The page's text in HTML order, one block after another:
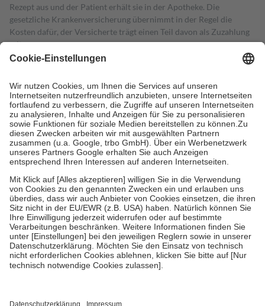
Rezept aus und der Patient erhält sie in der Apotheke. Die
gesetzliche Krankenversicherung übernimmt in der Regel die
Kosten dafür, der Versicherte trägt einen Teil davon als Zuzahlung
mit.
Grundsätzlich leisten Mitglieder Zuzahlungen in Höhe von zehn
höchstens zehn Euro.
Es sind jedoch nie mehr als die tatsächlichen
Kosten der Leistung zu entrichten.
Diese Regeln gelten grundsätzlich auch für Online-Apotheken.
Bei Heilmitteln und häuslicher Krankenpflege beträgt die
Zuzahlung zehn Prozent der Kosten sowie zehn Euro je
Verordnung.
Um das Engagement der Versicherten für ihre eigene Gesundheit zu
stärken und die besondere Stellung der Familie zu unterstützen,
fallenkeine Zuzahlungenan bei:
• Kindern und Jugendlichen bis zum vollendeten 18. Lebensjahr
mit Ausnahme der Fahrkosten
• Untersuchungen zur Vorsorge und Früherkennung, die von der
GKV getragen werden
• empfohlenen Schutzimpfungen
• Harn- und Blutteststreifen
getroffen, um sicherzustellen, dass es sich um echte Bewertungen